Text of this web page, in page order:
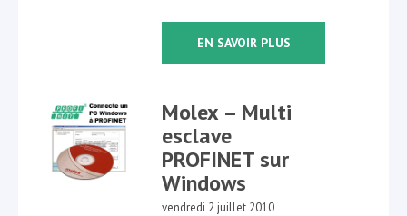
EN SAVOIR PLUS
Molex – Multi
esclave
PROFINET sur
Windows
vendredi 2 juillet 2010